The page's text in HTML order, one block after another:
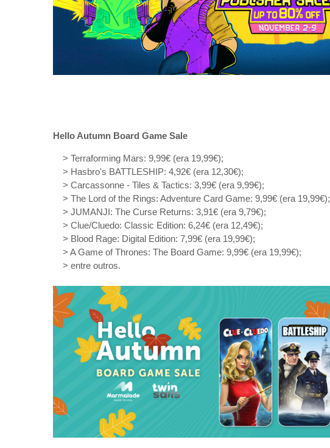
Hello Autumn Board Game Sale
> Terraforming Mars: 9,99€ (era 19,99€);
> Hasbro's BATTLESHIP: 4,92€ (era 12,30€);
> Carcassonne - Tiles & Tactics: 3,99€ (era 9,99€);
> The Lord of the Rings: Adventure Card Game: 9,99€ (era 19,99€);
> JUMANJI: The Curse Returns: 3,91€ (era 9,79€);
> Clue/Cluedo: Classic Edition: 6,24€ (era 12,49€);
> Blood Rage: Digital Edition: 7,99€ (era 19,99€);
> A Game of Thrones: The Board Game: 9,99€ (era 19,99€);
> entre outros.